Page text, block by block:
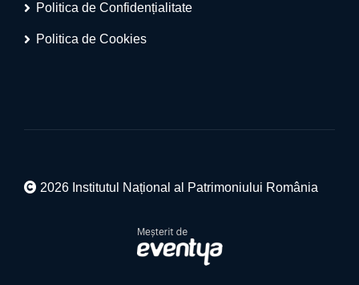
Politica de Confidențialitate
Politica de Cookies
2026 Institutul Național al Patrimoniului România